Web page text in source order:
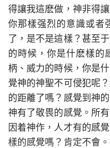
得讓我這麽做，神非得
你那樣强烈的意識或者
了，是不是這樣？甚至
的時候，你是什麽樣的
柄、威力的時候，你是
覺神的神聖不可侵犯呢
的距離了嗎？感覺到神
神有了敬畏的感覺。所
因着神作，人才有的感
樣的感覺嗎？肯定不會